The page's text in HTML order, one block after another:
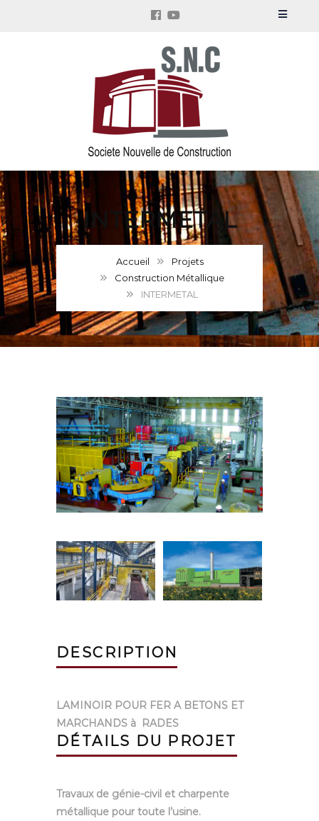
INTERMETAL
Accueil
Projets
Construction Métallique
INTERMETAL
DESCRIPTION
LAMINOIR POUR FER A BETONS ET
MARCHANDS à RADES
DÉTAILS DU PROJET
Travaux de génie-civil et charpente
métallique pour toute l’usine.